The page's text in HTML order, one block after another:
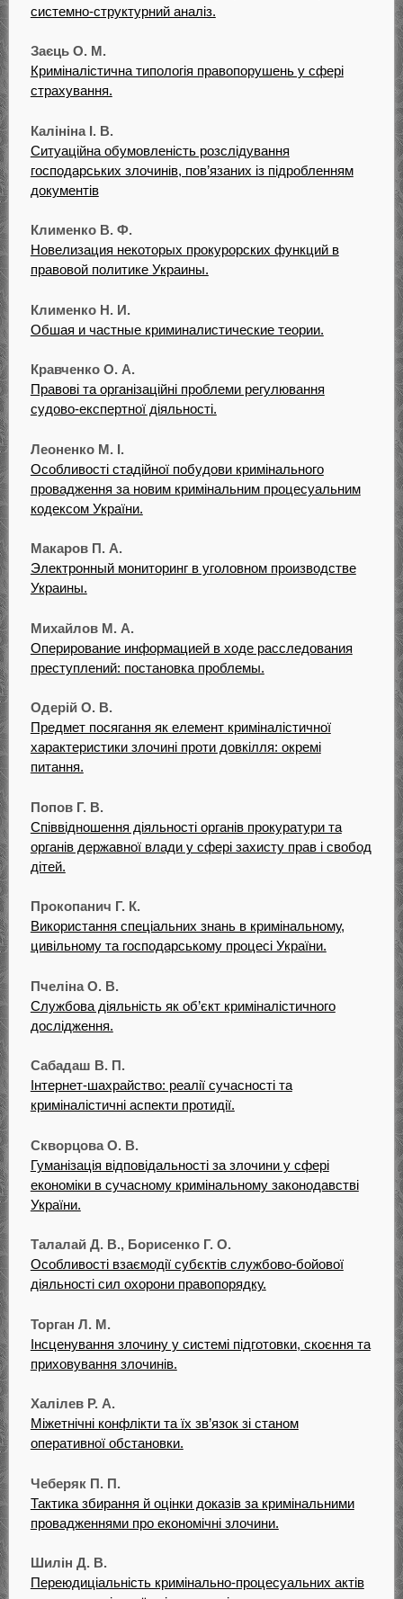
системно-структурний аналіз.
Заєць О. М.
Криміналістична типологія правопорушень у сфері
страхування.
Калініна І. В.
Ситуаційна обумовленість розслідування
господарських злочинів, пов’язаних із підробленням
документів
Клименко В. Ф.
Новелизация некоторых прокурорских функций в
правовой политике Украины.
Клименко Н. И.
Обшая и частные криминалистические теории.
Кравченко О. А.
Правові та організаційні проблеми регулювання
судово-експертної діяльності.
Леоненко М. І.
Особливості стадійної побудови кримінального
провадження за новим кримінальним процесуальним
кодексом України.
Макаров П. А.
Электронный мониторинг в уголовном производстве
Украины.
Михайлов М. А.
Оперирование информацией в ходе расследования
преступлений: постановка проблемы.
Одерій О. В.
Предмет посягання як елемент криміналістичної
характеристики злочині проти довкілля: окремі
питання.
Попов Г. В.
Співвідношення діяльності органів прокуратури та
органів державної влади у сфері захисту прав і свобод
дітей.
Прокопанич Г. К.
Використання спеціальних знань в кримінальному,
цивільному та господарському процесі України.
Пчеліна О. В.
Службова діяльність як об’єкт криміналістичного
дослідження.
Сабадаш В. П.
Інтернет-шахрайство: реалії сучасності та
криміналістичні аспекти протидії.
Скворцова О. В.
Гуманізація відповідальності за злочини у сфері
економіки в сучасному кримінальному законодавстві
України.
Талалай Д. В., Борисенко Г. О.
Особливості взаємодії субєктів службово-бойової
діяльності сил охорони правопорядку.
Торган Л. М.
Інсценування злочину у системі підготовки, скоєння та
приховування злочинів.
Халілев Р. А.
Міжетнічні конфлікти та їх зв’язок зі станом
оперативної обстановки.
Чеберяк П. П.
Тактика збирання й оцінки доказів за кримінальними
провадженнями про економічні злочини.
Шилін Д. В.
Переюдиціальність кримінально-процесуальних актів